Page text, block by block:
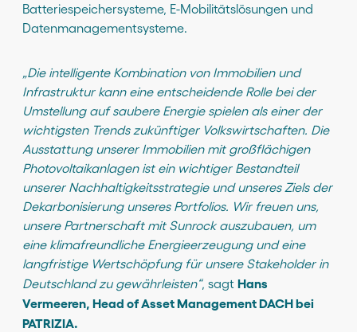
Batteriespeichersysteme, E-Mobilitätslösungen und
Datenmanagementsysteme.
„Die intelligente Kombination von Immobilien und
Infrastruktur kann eine entscheidende Rolle bei der
Umstellung auf saubere Energie spielen als einer der
wichtigsten Trends zukünftiger Volkswirtschaften. Die
Ausstattung unserer Immobilien mit großflächigen
Photovoltaikanlagen ist ein wichtiger Bestandteil
unserer Nachhaltigkeitsstrategie und unseres Ziels der
Dekarbonisierung unseres Portfolios. Wir freuen uns,
unsere Partnerschaft mit Sunrock auszubauen, um
eine klimafreundliche Energieerzeugung und eine
langfristige Wertschöpfung für unsere Stakeholder in
Deutschland zu gewährleisten“, sagt Hans
Vermeeren, Head of Asset Management DACH bei
PATRIZIA.